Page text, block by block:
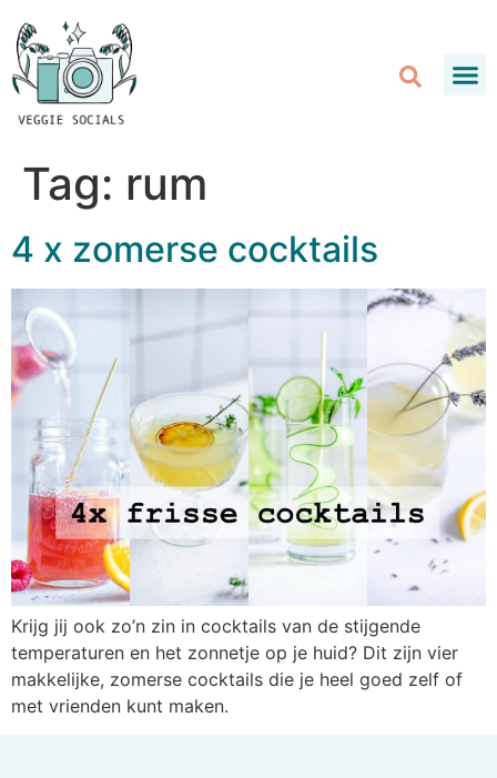
Tag: rum
4 x zomerse cocktails
Krijg jij ook zo’n zin in cocktails van de stijgende
temperaturen en het zonnetje op je huid? Dit zijn vier
makkelijke, zomerse cocktails die je heel goed zelf of
met vrienden kunt maken.